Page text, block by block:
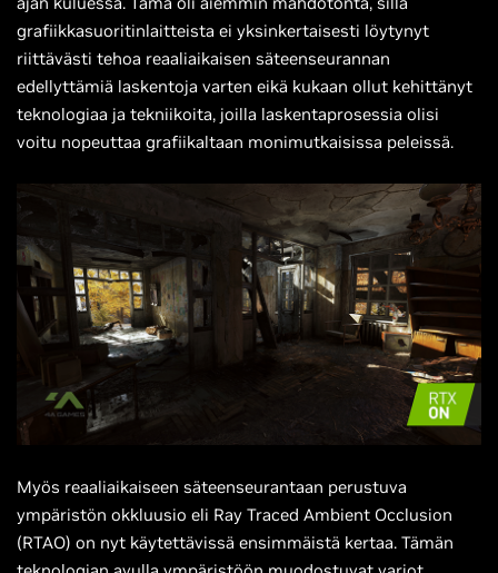
grafiikkasuoritinlaitteista ei yksinkertaisesti löytynyt
riittävästi tehoa reaaliaikaisen säteenseurannan
edellyttämiä laskentoja varten eikä kukaan ollut kehittänyt
teknologiaa ja tekniikoita, joilla laskentaprosessia olisi
voitu nopeuttaa grafiikaltaan monimutkaisissa peleissä.
Myös reaaliaikaiseen säteenseurantaan perustuva
ympäristön okkluusio eli Ray Traced Ambient Occlusion
(RTAO) on nyt käytettävissä ensimmäistä kertaa. Tämän